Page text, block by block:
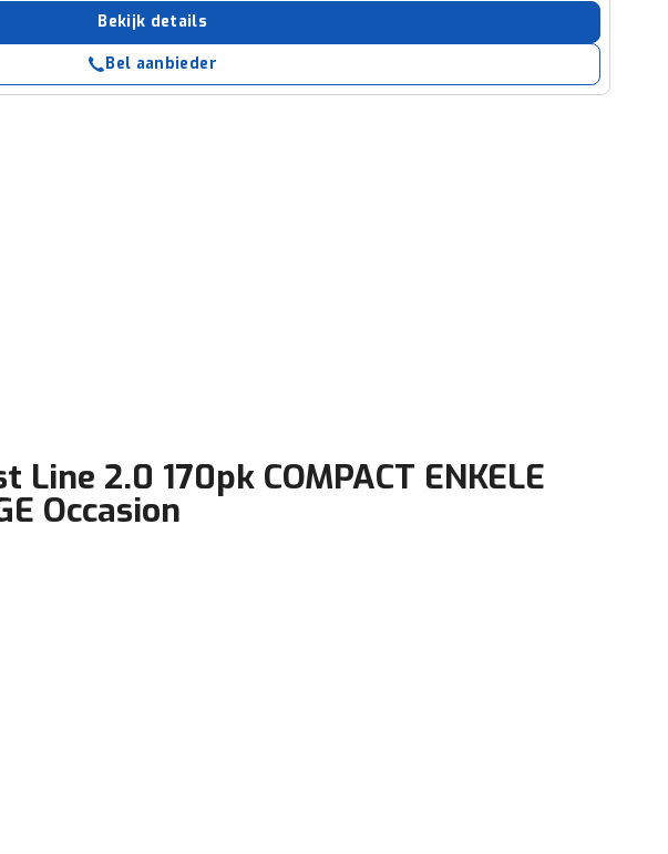
en gebruiken daarvoor
op anonieme basis. Meer
plaatsen we alleen functionele
later altijd aanpassen via de
Bekijk details
Bel aanbieder
Line 2.0 170pk COMPACT ENKELE
Occasion